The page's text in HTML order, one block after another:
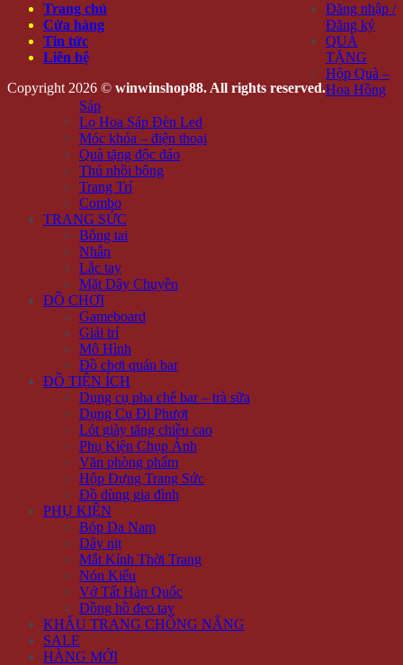
Trang chủ
Cửa hàng
Tin tức
Liên hệ
Copyright 2026 © winwinshop88. All rights reserved.
Đăng nhập /
Đăng ký
QUÀ
TẶNG
Hộp Quà –
Hoa Hồng
Sáp
Lọ Hoa Sáp Đèn Led
Móc khóa – điện thoại
Quà tặng độc đáo
Thú nhồi bông
Trang Trí
Combo
TRANG SỨC
Bông tai
Nhẫn
Lắc tay
Mặt Dây Chuyền
ĐỒ CHƠI
Gameboard
Giải trí
Mô Hình
Đồ chơi quán bar
ĐỒ TIỆN ÍCH
Dụng cụ pha chế bar – trà sữa
Dụng Cụ Đi Phượt
Lót giày tăng chiều cao
Phụ Kiện Chụp Ảnh
Văn phòng phẩm
Hộp Đựng Trang Sức
Đồ dùng gia đình
PHỤ KIỆN
Bóp Da Nam
Dây nịt
Mắt Kính Thời Trang
Nón Kiểu
Vớ Tất Hàn Quốc
Đồng hồ đeo tay
KHẨU TRANG CHỐNG NẮNG
SALE
HÀNG MỚI